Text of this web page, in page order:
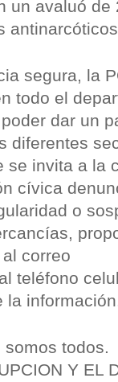
un avaluó de
segura, la
todo el
dar un
diferentes
se invita a la
cívica
o
correo
teléfono
la
todos.
Y EL